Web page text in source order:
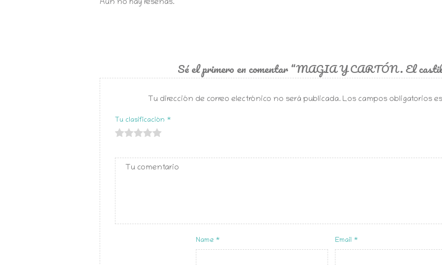
Aún no hay reseñas.
Sé el primero en comentar “MAGIA Y CARTÓN. El
Tu dirección de correo electrónico no será publicada. Los campos obligatorios
Tu clasificación *
5
estrellas
estrellas
estrellas
estrellas
estrellas
Name * Email *